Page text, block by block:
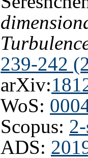
239-242
arXiv:
WoS:
Scopus:
ADS: